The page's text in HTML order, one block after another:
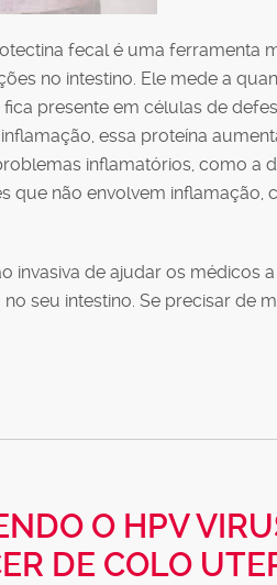
fecal é uma ferramenta
no intestino. Ele mede a
presente em células de
essa proteína
inflamatórios, como a
que não envolvem inflamação,
invasiva de ajudar os médicos
seu intestino. Se precisar de
O HPV
DE COLO